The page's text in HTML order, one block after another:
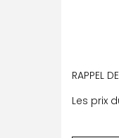
RAPPEL
Les prix